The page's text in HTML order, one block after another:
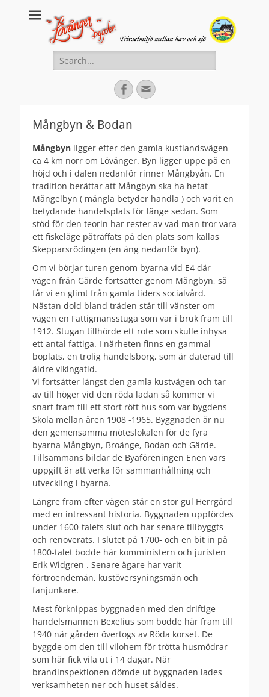
Lovanger.se
Välkommen till Lövånger
Search
for:
Facebook
Email
Mångbyn & Bodan
Mångbyn ligger efter den gamla kustlandsvägen
ca 4 km norr om Lövånger. Byn ligger uppe på en
höjd och i dalen nedanför rinner Mångbyån. En
tradition berättar att Mångbyn ska ha hetat
Mångelbyn ( mångla betyder handla ) och varit en
betydande handelsplats för länge sedan. Som
stöd för den teorin har rester av vad man tror vara
ett fiskeläge påträffats på den plats som kallas
Skepparsrödingen (en äng nedanför byn).
Om vi börjar turen genom byarna vid E4 där
vägen från Gärde fortsätter genom Mångbyn, så
får vi en glimt från gamla tiders socialvård.
Nästan dold bland träden står till vänster om
vägen en Fattigmansstuga som var i bruk fram till
1912. Stugan tillhörde ett rote som skulle inhysa
ett antal fattiga. I närheten finns en gammal
boplats, en trolig handelsborg, som är daterad till
äldre vikingatid.
Vi fortsätter längst den gamla kustvägen och tar
av till höger vid den röda ladan så kommer vi
snart fram till ett stort rött hus som var bygdens
Skola mellan åren 1908 -1965. Byggnaden är nu
den gemensamma möteslokalen för de fyra
byarna Mångbyn, Broänge, Bodan och Gärde.
Tillsammans bildar de Byaföreningen Enen vars
uppgift är att verka för sammanhållning och
utveckling i byarna.
Längre fram efter vägen står en stor gul Herrgård
med en intressant historia. Byggnaden uppfördes
under 1600-talets slut och har senare tillbyggts
och renoverats. I slutet på 1700- och en bit in på
1800-talet bodde här komministern och juristen
Erik Widgren . Senare ägare har varit
förtroendemän, kustöversyningsmän och
fanjunkare.
Mest förknippas byggnaden med den driftige
handelsmannen Bexelius som bodde här fram till
1940 när gården övertogs av Röda korset. De
byggde om den till vilohem för trötta husmödrar
som här fick vila ut i 14 dagar. När
brandinspektionen dömde ut byggnaden lades
verksamheten ner och huset såldes.